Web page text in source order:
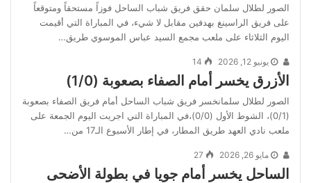
الصور لطلال سلمان حقق فريق شباب الساحل فوزاً مستحقاً ومتوقعاً
على فريق الراسينغ بهدفين مقابل لا شيء، في المباراة التي أقيمت
اليوم الثلاثاء على ملعب مجمع السيد عباس الموسوي طريق…
يونيو 12, 2026 14
الأزرق يخسر أمام الصفاء بصعوبة (1/0)
الصور لطلال سلمانخسر فريق شباب الساحل أمام فريق الصفاء بصعوبة
(0/1)، الشوط الأول (0/0)،في المباراة التي اجريت اليوم الجمعة على
ملعب نادي العهد طريق المطار، في إطار الأسبوع الـ17 من…
مايو 26, 2026 27
الساحل يخسر أمام جويا في بطولة الأضحى